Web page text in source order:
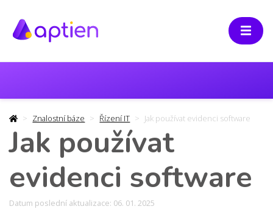
Znalostní báze Řízení IT Jak používat evidenci software
Jak používat
evidenci software
Datum poslední aktualizace: 06. 01. 2025